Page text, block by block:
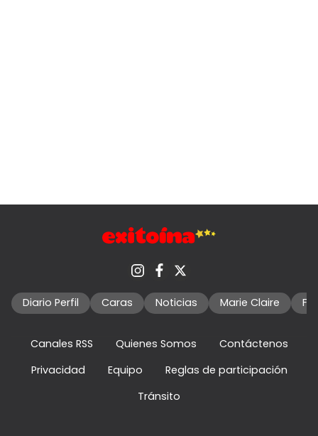
Diario Perfil Caras Noticias Marie Claire
Canales RSS Quienes Somos
Contáctenos
Privacidad
Equipo
Reglas de participación
Tránsito